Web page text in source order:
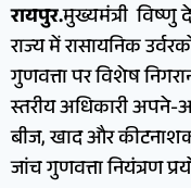
रायपुर.मुख्यमंत्री विष्णु
राज्य में रासायनिक
गुणवत्ता पर विशेष
स्तरीय अधिकारी अपने-
बीज, खाद और
जांच गुणवत्ता नियंत्रण